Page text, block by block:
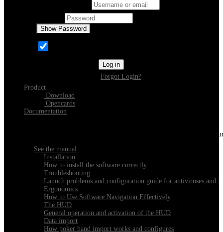
Show Password
Log in
Forgot Login?
Product
Download
Opencards
Documentation
Everything you need to know about installing, navigating and
See the manual
Installation
How to install the software correctly
Troubleshooting
Launch problems and configuration guide for antiviruses and
Ergonomics
How to Use Software Navigation Effectively
The HUD
General operation and activation of the HUD
Data import
How poker hand import works and configures